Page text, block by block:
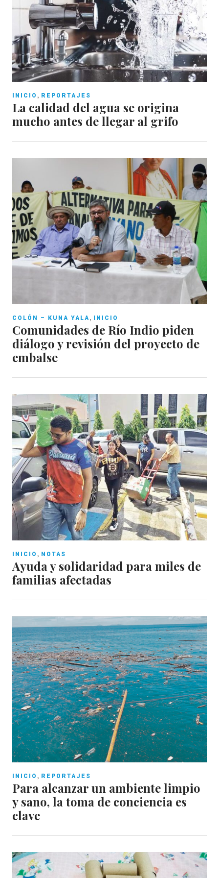
INICIO , REPORTAJES
La calidad del agua se origina
mucho antes de llegar al grifo
COLÓN – KUNA YALA , INICIO
Comunidades de Río Indio piden
diálogo y revisión del proyecto de
embalse
INICIO , NOTAS
Ayuda y solidaridad para miles de
familias afectadas
INICIO , REPORTAJES
Para alcanzar un ambiente limpio
y sano, la toma de conciencia es
clave